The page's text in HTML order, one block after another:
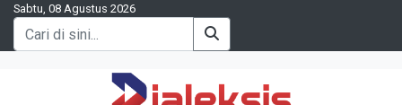
Sabtu, 08 Agustus 2026